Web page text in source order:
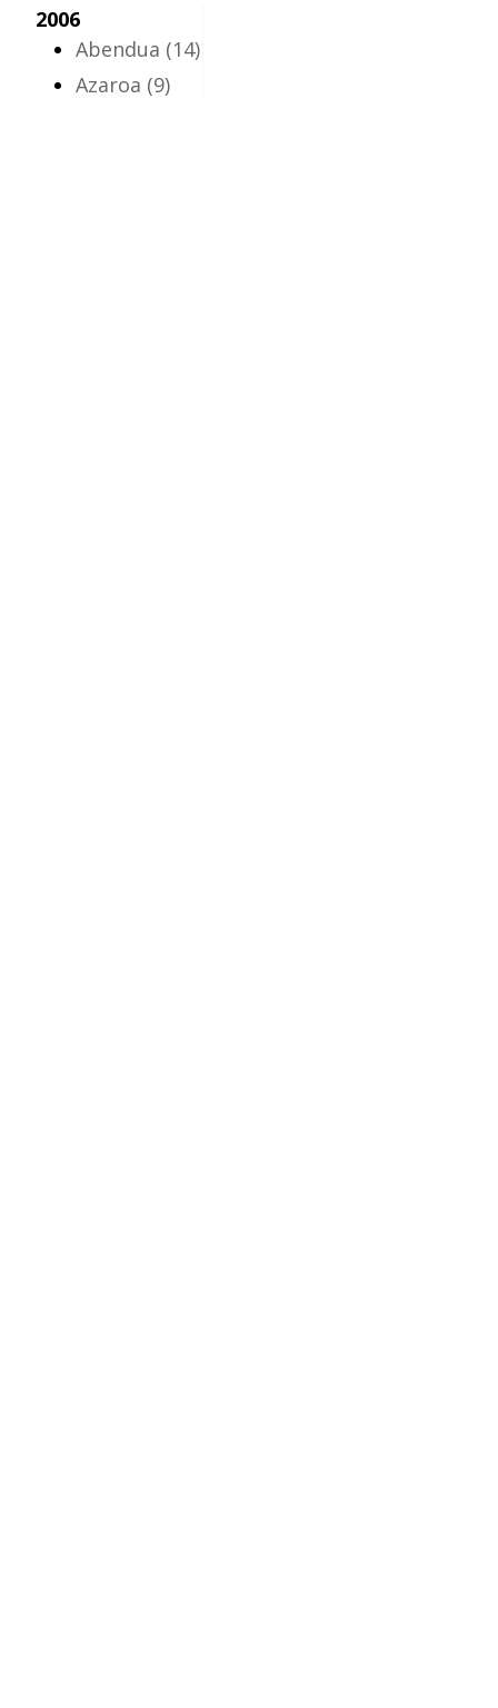
2006
Abendua (14)
Azaroa (9)